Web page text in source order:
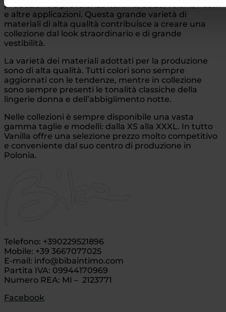
produzione a prevalenza italiana, balze, volant, nastri
e altre applicazioni. Questa grande varietà di
materiali di alta qualità contribuisce a creare una
collezione dal look straordinario e di grande
vestibilità.
La varietà dei materiali adottati per la produzione
sono di alta qualità. Tutti colori sono sempre
aggiornati con le tendenze, mentre in collezione
sono sempre presenti le tonalità classiche della
lingerie donna e dell’abbiglimento notte.
Nelle collezioni è sempre disponibile una vasta
gamma taglie e modelli: dalla XS alla XXXL. In tutto
Vanilla offre una selezione prezzo molto competitivo
e conveniente dal suo centro di produzione in
Polonia.
Telefono: +390229521896
Mobile: +39 3667077025
E-mail: info@bibaintimo.com
Partita IVA: 09944170969
Numero REA: MI – 2123771
Facebook